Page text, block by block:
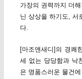
가장의 권력까지 더
닌 상상을 하기도, 서
다.
[마조앤새디]의 경쾌
세 없는 당당함과 낙
은 명품스러운 물건